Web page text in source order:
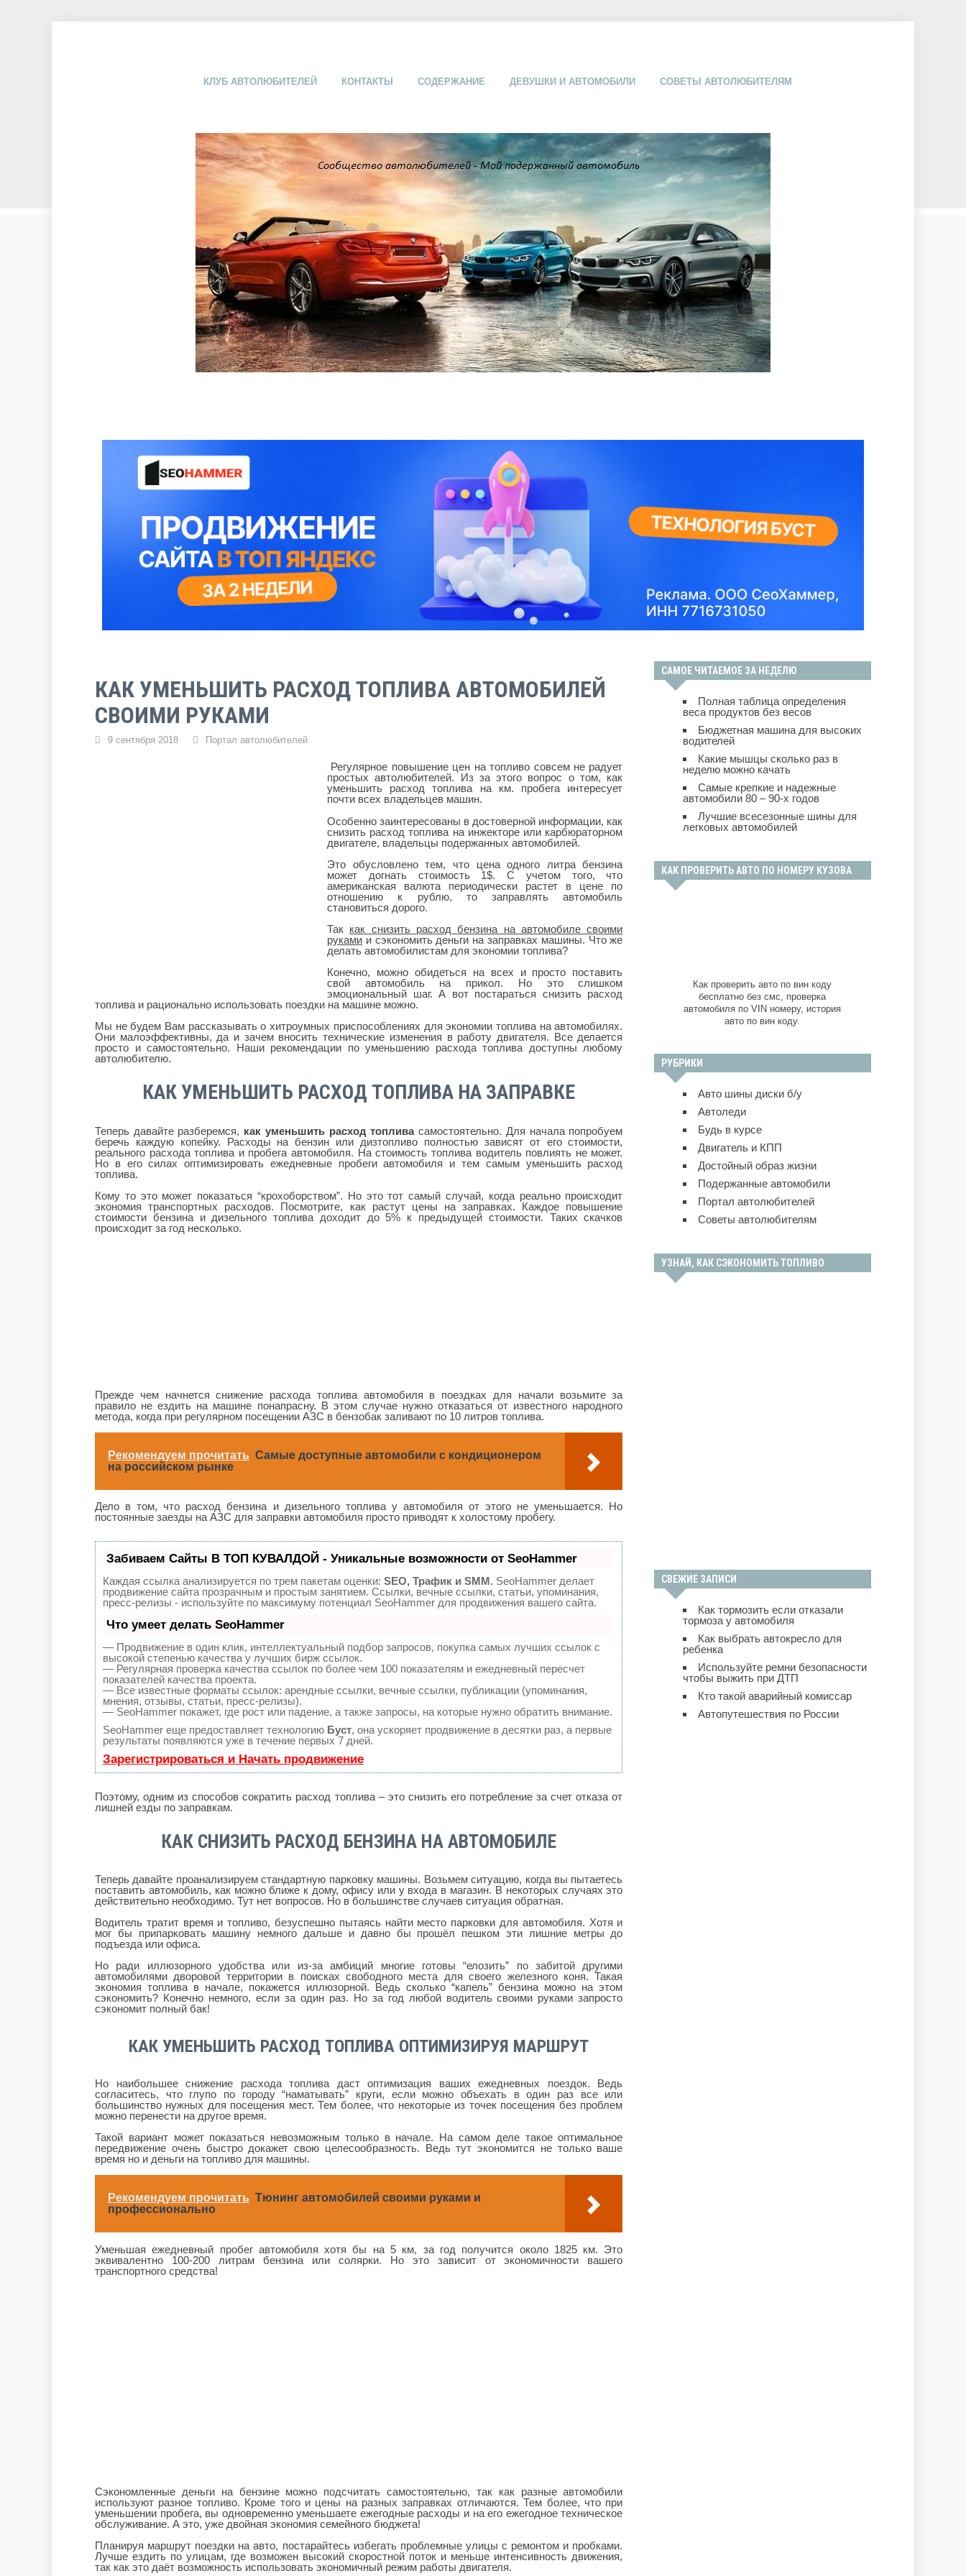
КЛУБ АВТОЛЮБИТЕЛЕЙ КОНТАКТЫ СОДЕРЖАНИЕ ДЕВУШКИ И АВТОМОБИЛИ СОВЕТЫ АВТОЛЮБИТЕЛЯМ
КАК УМЕНЬШИТЬ РАСХОД ТОПЛИВА АВТОМОБИЛЕЙ
СВОИМИ РУКАМИ
9 сентября 2018 Портал автолюбителей
Регулярное повышение цен на топливо совсем не радует
простых автолюбителей. Из за этого вопрос о том, как
уменьшить расход топлива на км. пробега интересует
почти всех владельцев машин.
Особенно заинтересованы в достоверной информации, как
снизить расход топлива на инжекторе или карбюраторном
двигателе, владельцы подержанных автомобилей.
Это обусловлено тем, что цена одного литра бензина
может догнать стоимость 1$. С учетом того, что
американская валюта периодически растет в цене по
отношению к рублю, то заправлять автомобиль
становиться дорого.
Так как снизить расход бензина на автомобиле своими
руками и сэкономить деньги на заправках машины. Что же
делать автомобилистам для экономии топлива?
Конечно, можно обидеться на всех и просто поставить
свой автомобиль на прикол. Но это слишком
эмоциональный шаг. А вот постараться снизить расход
топлива и рационально использовать поездки на машине можно.
Мы не будем Вам рассказывать о хитроумных приспособлениях для экономии топлива на автомобилях.
Они малоэффективны, да и зачем вносить технические изменения в работу двигателя. Все делается
просто и самостоятельно. Наши рекомендации по уменьшению расхода топлива доступны любому
автолюбителю.
КАК УМЕНЬШИТЬ РАСХОД ТОПЛИВА НА ЗАПРАВКЕ
Теперь давайте разберемся, как уменьшить расход топливасамостоятельно. Для начала попробуем
беречь каждую копейку. Расходы на бензин или дизтопливо полностью зависят от его стоимости,
реального расхода топлива и пробега автомобиля. На стоимость топлива водитель повлиять не может.
Но в его силах оптимизировать ежедневные пробеги автомобиля и тем самым уменьшить расход
топлива.
Кому то это может показаться “крохоборством”. Но это тот самый случай, когда реально происходит
экономия транспортных расходов. Посмотрите, как растут цены на заправках. Каждое повышение
стоимости бензина и дизельного топлива доходит до 5% к предыдущей стоимости. Таких скачков
происходит за год несколько.
Прежде чем начнется снижение расхода топлива автомобиля в поездках для начали возьмите за
правило не ездить на машине понапрасну. В этом случае нужно отказаться от известного народного
метода, когда при регулярном посещении АЗС в бензобак заливают по 10 литров топлива.
Рекомендуем прочитать Самые доступные автомобили с кондиционером
на российском рынке
Дело в том, что расход бензина и дизельного топлива у автомобиля от этого не уменьшается. Но
постоянные заезды на АЗС для заправки автомобиля просто приводят к холостому пробегу.
Забиваем Сайты В ТОП КУВАЛДОЙ - Уникальные возможности от SeoHammer
Каждая ссылка анализируется по трем пакетам оценки: SEO, Трафик и SMM. SeoHammer делает
продвижение сайта прозрачным и простым занятием. Ссылки, вечные ссылки, статьи, упоминания,
пресс-релизы - используйте по максимуму потенциал SeoHammer для продвижения вашего сайта.
Что умеет делать SeoHammer
— Продвижение в один клик, интеллектуальный подбор запросов, покупка самых лучших ссылок с
высокой степенью качества у лучших бирж ссылок.
— Регулярная проверка качества ссылок по более чем 100 показателям и ежедневный пересчет
показателей качества проекта.
— Все известные форматы ссылок: арендные ссылки, вечные ссылки, публикации (упоминания,
мнения, отзывы, статьи, пресс-релизы).
— SeoHammer покажет, где рост или падение, а также запросы, на которые нужно обратить внимание.
SeoHammer еще предоставляет технологию Буст, она ускоряет продвижение в десятки раз, а первые
результаты появляются уже в течение первых 7 дней.
Зарегистрироваться и Начать продвижение
Поэтому, одним из способов сократить расход топлива – это снизить его потребление за счет отказа от
лишней езды по заправкам.
КАК СНИЗИТЬ РАСХОД БЕНЗИНА НА АВТОМОБИЛЕ
Теперь давайте проанализируем стандартную парковку машины. Возьмем ситуацию, когда вы пытаетесь
поставить автомобиль, как можно ближе к дому, офису или у входа в магазин. В некоторых случаях это
действительно необходимо. Тут нет вопросов. Но в большинстве случаев ситуация обратная.
Водитель тратит время и топливо, безуспешно пытаясь найти место парковки для автомобиля. Хотя и
мог бы припарковать машину немного дальше и давно бы прошёл пешком эти лишние метры до
подъезда или офиса.
Но ради иллюзорного удобства или из-за амбиций многие готовы “елозить” по забитой другими
автомобилями дворовой территории в поисках свободного места для своего железного коня. Такая
экономия топлива в начале, покажется иллюзорной. Ведь сколько “капель” бензина можно на этом
сэкономить? Конечно немного, если за один раз. Но за год любой водитель своими руками запросто
сэкономит полный бак!
КАК УМЕНЬШИТЬ РАСХОД ТОПЛИВА ОПТИМИЗИРУЯ МАРШРУТ
Но наибольшее снижение расхода топлива даст оптимизация ваших ежедневных поездок. Ведь
согласитесь, что глупо по городу “наматывать” круги, если можно объехать в один раз все или
большинство нужных для посещения мест. Тем более, что некоторые из точек посещения без проблем
можно перенести на другое время.
Такой вариант может показаться невозможным только в начале. На самом деле такое оптимальное
передвижение очень быстро докажет свою целесообразность. Ведь тут экономится не только ваше
время но и деньги на топливо для машины.
Рекомендуем прочитать Тюнинг автомобилей своими руками и
профессионально
Уменьшая ежедневный пробег автомобиля хотя бы на 5 км, за год получится около 1825 км. Это
эквивалентно 100-200 литрам бензина или солярки. Но это зависит от экономичности вашего
транспортного средства!
Сэкономленные деньги на бензине можно подсчитать самостоятельно, так как разные автомобили
используют разное топливо. Кроме того и цены на разных заправках отличаются. Тем более, что при
уменьшении пробега, вы одновременно уменьшаете ежегодные расходы и на его ежегодное техническое
обслуживание. А это, уже двойная экономия семейного бюджета!
Планируя маршрут поездки на авто, постарайтесь избегать проблемные улицы с ремонтом и пробками.
Лучше ездить по улицам, где возможен высокий скоростной поток и меньше интенсивность движения,
так как это даёт возможность использовать экономичный режим работы двигателя.
САМОЕ ЧИТАЕМОЕ ЗА НЕДЕЛЮ
Полная таблица определения
веса продуктов без весов
Бюджетная машина для высоких
водителей
Какие мышцы сколько раз в
неделю можно качать
Самые крепкие и надежные
автомобили 80 – 90-х годов
Лучшие всесезонные шины для
легковых автомобилей
КАК ПРОВЕРИТЬ АВТО ПО НОМЕРУ КУЗОВА
Как проверить авто по вин коду
бесплатно без смс, проверка
автомобиля по VIN номеру, история
авто по вин коду.
РУБРИКИ
Авто шины диски б/у
Автоледи
Будь в курсе
Двигатель и КПП
Достойный образ жизни
Подержанные автомобили
Портал автолюбителей
Советы автолюбителям
УЗНАЙ, КАК СЭКОНОМИТЬ ТОПЛИВО
СВЕЖИЕ ЗАПИСИ
Как тормозить если отказали
тормоза у автомобиля
Как выбрать автокресло для
ребенка
Используйте ремни безопасности
чтобы выжить при ДТП
Кто такой аварийный комиссар
Автопутешествия по России